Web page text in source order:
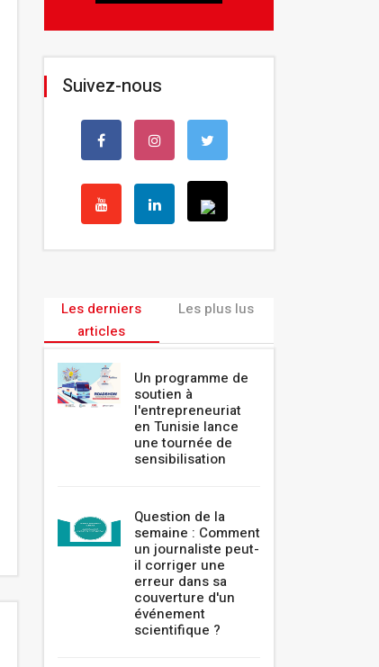
Suivez-nous
Les derniers
articles
Les plus lus
Un programme de
soutien à
l'entrepreneuriat
en Tunisie lance
une tournée de
sensibilisation
Question de la
semaine : Comment
un journaliste peut-
il corriger une
erreur dans sa
couverture d'un
événement
scientifique ?